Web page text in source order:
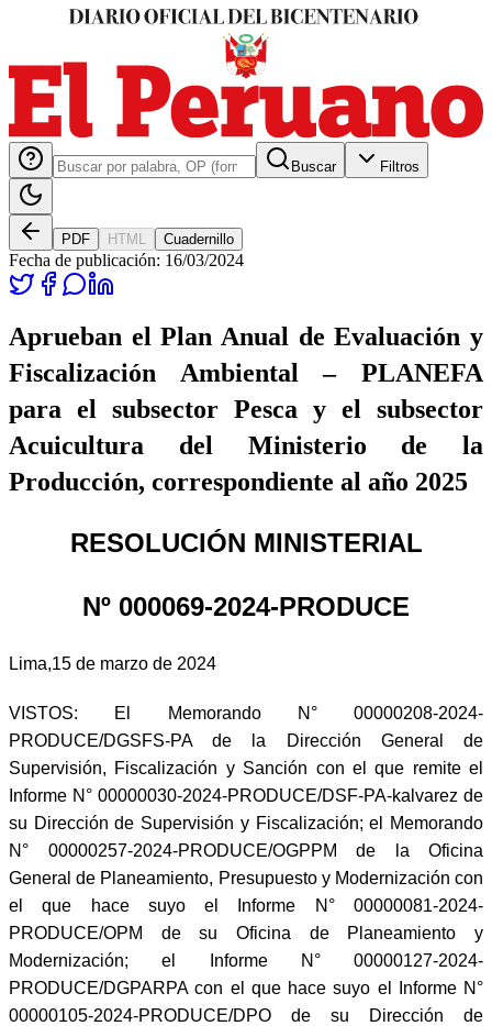
Buscar Filtros
PDF HTML Cuadernillo
Fecha de publicación: 16/03/2024
Aprueban el Plan Anual de Evaluación y
Fiscalización Ambiental – PLANEFA
para el subsector Pesca y el subsector
Acuicultura del Ministerio de la
Producción, correspondiente al año 2025
RESOLUCIÓN MINISTERIAL
Nº 000069-2024-PRODUCE
Lima,15 de marzo de 2024
VISTOS: El Memorando N° 00000208-2024-
PRODUCE/DGSFS-PA de la Dirección General de
Supervisión, Fiscalización y Sanción con el que remite el
Informe N° 00000030-2024-PRODUCE/DSF-PA-kalvarez de
su Dirección de Supervisión y Fiscalización; el Memorando
N° 00000257-2024-PRODUCE/OGPPM de la Oficina
General de Planeamiento, Presupuesto y Modernización con
el que hace suyo el Informe N° 00000081-2024-
PRODUCE/OPM de su Oficina de Planeamiento y
Modernización; el Informe N° 00000127-2024-
PRODUCE/DGPARPA con el que hace suyo el Informe N°
00000105-2024-PRODUCE/DPO de su Dirección de